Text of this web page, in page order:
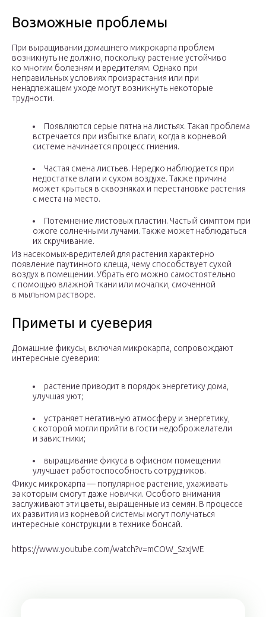
Возможные проблемы
При выращивании домашнего микрокарпа проблем
возникнуть не должно, поскольку растение устойчиво
ко многим болезням и вредителям. Однако при
неправильных условиях произрастания или при
ненадлежащем уходе могут возникнуть некоторые
трудности.
Появляются серые пятна на листьях. Такая проблема
встречается при избытке влаги, когда в корневой
системе начинается процесс гниения.
Частая смена листьев. Нередко наблюдается при
недостатке влаги и сухом воздухе. Также причина
может крыться в сквозняках и перестановке растения
с места на место.
Потемнение листовых пластин. Частый симптом при
ожоге солнечными лучами. Также может наблюдаться
их скручивание.
Из насекомых-вредителей для растения характерно
появление паутинного клеща, чему способствует сухой
воздух в помещении. Убрать его можно самостоятельно
с помощью влажной ткани или мочалки, смоченной
в мыльном растворе.
Приметы и суеверия
Домашние фикусы, включая микрокарпа, сопровождают
интересные суеверия:
растение приводит в порядок энергетику дома,
улучшая уют;
устраняет негативную атмосферу и энергетику,
с которой могли прийти в гости недоброжелатели
и завистники;
выращивание фикуса в офисном помещении
улучшает работоспособность сотрудников.
Фикус микрокарпа — популярное растение, ухаживать
за которым смогут даже новички. Особого внимания
заслуживают эти цветы, выращенные из семян. В процессе
их развития из корневой системы могут получаться
интересные конструкции в технике бонсай.
https://www.youtube.com/watch?v=mCOW_SzxjWE